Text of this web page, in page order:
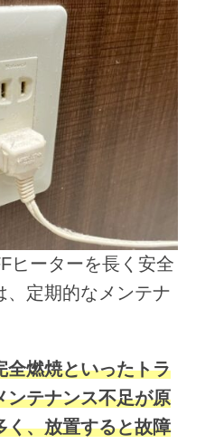
ヒーターを長く安全
、定期的なメンテナ
全燃焼といったトラ
ンテナンス不足が原
く、放置すると故障